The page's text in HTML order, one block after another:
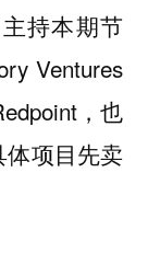
持本期节
Ventures
，也
项目先卖